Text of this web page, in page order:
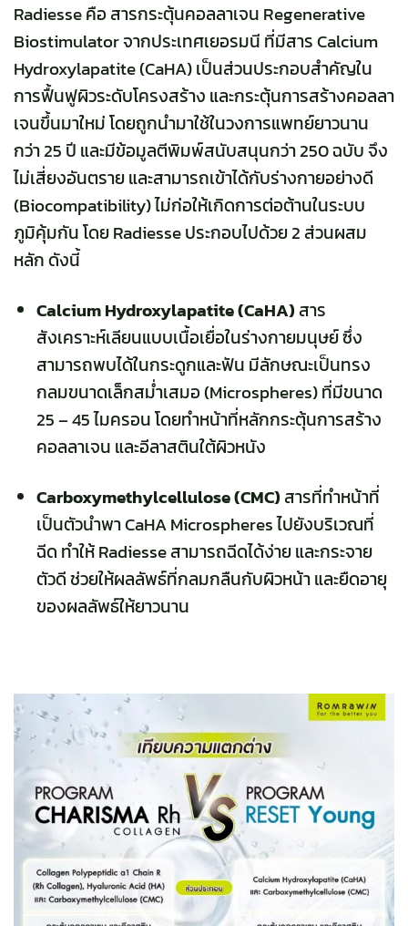
Radiesse คือ สารกระตุ้นคอลลาเจน Regenerative
Biostimulator จากประเทศเยอรมนี ที่มีสาร Calcium
Hydroxylapatite (CaHA) เป็นส่วนประกอบสำคัญใน
การฟื้นฟูผิวระดับโครงสร้าง และกระตุ้นการสร้างคอลลา
เจนขึ้นมาใหม่ โดยถูกนำมาใช้ในวงการแพทย์ยาวนาน
กว่า 25 ปี และมีข้อมูลตีพิมพ์สนับสนุนกว่า 250 ฉบับ จึง
ไม่เสี่ยงอันตราย และสามารถเข้าได้กับร่างกายอย่างดี
(Biocompatibility) ไม่ก่อให้เกิดการต่อต้านในระบบ
ภูมิคุ้มกัน โดย Radiesse ประกอบไปด้วย 2 ส่วนผสม
หลัก ดังนี้
Calcium Hydroxylapatite (CaHA)สาร
สังเคราะห์เลียนแบบเนื้อเยื่อในร่างกายมนุษย์ ซึ่ง
สามารถพบได้ในกระดูกและฟัน มีลักษณะเป็นทรง
กลมขนาดเล็กสม่ำเสมอ (Microspheres) ที่มีขนาด
25 – 45 ไมครอน โดยทำหน้าที่หลักกระตุ้นการสร้าง
คอลลาเจน และอีลาสตินใต้ผิวหนัง
Carboxymethylcellulose (CMC)สารที่ทำหน้าที่
เป็นตัวนำพา CaHA Microspheres ไปยังบริเวณที่
ฉีด ทำให้ Radiesse สามารถฉีดได้ง่าย และกระจาย
ตัวดี ช่วยให้ผลลัพธ์ที่กลมกลืนกับผิวหน้า และยืดอายุ
ของผลลัพธ์ให้ยาวนาน